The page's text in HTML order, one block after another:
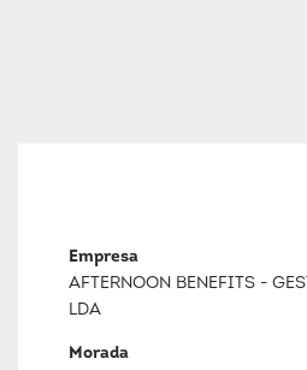
Empresa
AFTERNOON BENEFITS -
LDA
Morada